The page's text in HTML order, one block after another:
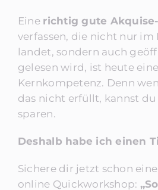
Eine richtig gute
verfassen, die nicht nur im
landet, sondern auch
gelesen wird, ist heute
Kernkompetenz. Denn
das nicht erfüllt, kannst
sparen.
Deshalb habe ich einen
Sichere dir jetzt schon
online Quickworkshop: